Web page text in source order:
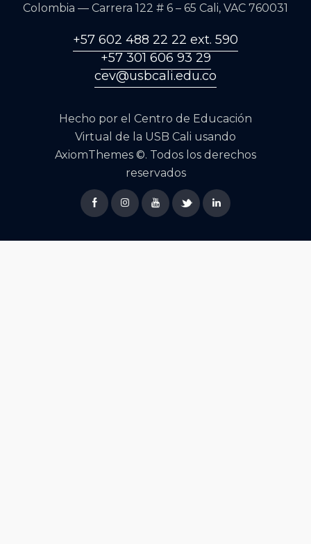
Colombia — Carrera 122 # 6 – 65 Cali, VAC 760031
+57 602 488 22 22 ext. 590
+57 301 606 93 29
cev@usbcali.edu.co
Hecho por el Centro de Educación
Virtual de la USB Cali usando
AxiomThemes ©. Todos los derechos
reservados